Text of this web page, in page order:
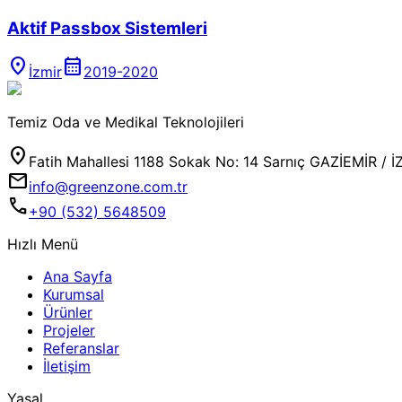
Aktif Passbox Sistemleri
location_on İzmircalendar_month 2019-2020
Temiz Oda ve Medikal Teknolojileri
location_on Fatih Mahallesi 1188 Sokak No: 14 Sarnıç GAZİEMİR /
mailinfo@greenzone.com.tr
call+90 (532) 5648509
Hızlı Menü
Ana Sayfa
Kurumsal
Ürünler
Projeler
Referanslar
İletişim
Yasal